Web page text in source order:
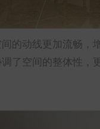
的动线更加流畅
了空间的整体性，